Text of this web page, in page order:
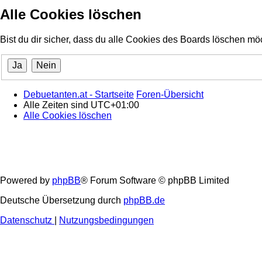
Alle Cookies löschen
Bist du dir sicher, dass du alle Cookies des Boards löschen
Debuetanten.at - Startseite Foren-Übersicht
Alle Zeiten sind UTC+01:00
Alle Cookies löschen
Powered by phpBB® Forum Software © phpBB Limited
Deutsche Übersetzung durch phpBB.de
Datenschutz
Nutzungsbedingungen